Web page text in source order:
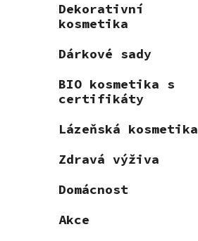
Dekorativní
kosmetika
Dárkové sady
BIO kosmetika s
certifikáty
Lázeňská kosmetika
Zdravá výživa
Domácnost
Akce